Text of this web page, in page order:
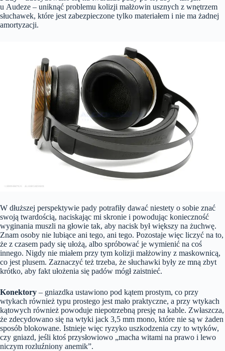
u Audeze – uniknąć problemu kolizji małżowin usznych z wnętrzem
słuchawek, które jest zabezpieczone tylko materiałem i nie ma żadnej
amortyzacji.
W dłuższej perspektywie pady potrafiły dawać niestety o sobie znać
swoją twardością, naciskając mi skronie i powodując konieczność
wyginania muszli na głowie tak, aby nacisk był większy na żuchwę.
Znam osoby nie lubiące ani tego, ani tego. Pozostaje więc liczyć na to,
że z czasem pady się ułożą, albo spróbować je wymienić na coś
innego. Nigdy nie miałem przy tym kolizji małżowiny z maskownicą,
co jest plusem. Zaznaczyć też trzeba, że słuchawki były ze mną zbyt
krótko, aby fakt ułożenia się padów mógł zaistnieć.
Konektory – gniazdka ustawiono pod kątem prostym, co przy
wtykach również typu prostego jest mało praktyczne, a przy wtykach
kątowych również powoduje niepotrzebną presję na kable. Zwłaszcza,
że zdecydowano się na wtyki jack 3,5 mm mono, które nie są w żaden
sposób blokowane. Istnieje więc ryzyko uszkodzenia czy to wtyków,
czy gniazd, jeśli ktoś przysłowiowo „macha witami na prawo i lewo
niczym rozluźniony anemik”.